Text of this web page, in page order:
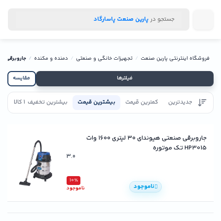
جستجو در پارین صنعت پاسارگاد
فروشگاه اینترنتی پارین صنعت تجهیزات خانگی و صنعتی دمنده و مکنده جاروبرقی
فیلترها مقایسه
جدیدترین کمترین قیمت بیشترین قیمت بیشترین تخفیف 1 کالا
جاروبرقی صنعتی هیوندای ۳۰ لیتری ۱۶۰۰ وات
HP3015 تک موتوره
3.0
10٪
ناموجود ناموجود